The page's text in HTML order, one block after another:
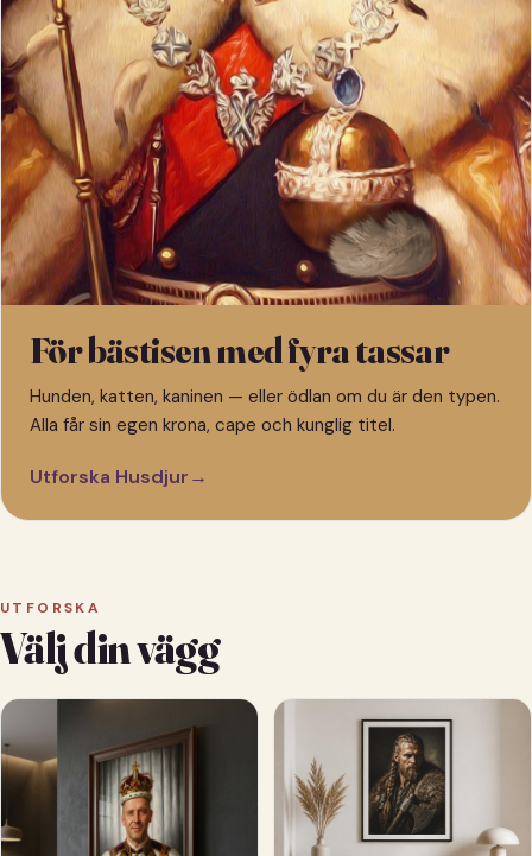
För bästisen med fyra tassar
Hunden, katten, kaninen — eller ödlan om du är den typen.
Alla får sin egen krona, cape och kunglig titel.
Utforska Husdjur→
UTFORSKA
Välj din vägg